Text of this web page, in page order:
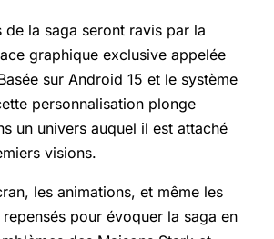
de la saga seront ravis par la
graphique exclusive appelée
sur Android 15 et le système
personnalisation plonge
un univers auquel il est attaché
visions.
les animations, et même les
pour évoquer la saga en